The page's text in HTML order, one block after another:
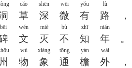
cǎo shēn wēi yǒu lù
草 深 微 有 路 ，
bēi wén miè bù zhī nián
文 灭 不 知 年 。
wù xiàng tōng yán wài
物 象 通 檐 外 ，